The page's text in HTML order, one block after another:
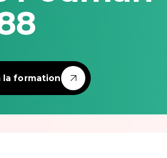
la formation